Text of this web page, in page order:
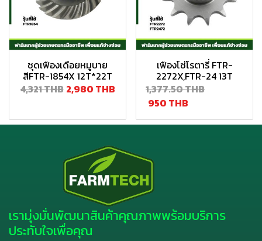
ชุดเฟืองเดือยหมูบาย
สีFTR-1854X 12T*22T
4,321 THB 2,980 THB
เฟืองโซ่โรตารี่ FTR-
2272X,FTR-24 13T
1,377.50 THB
950 THB
เรามุ่งมั่นพัฒนาสินค้าคุณภาพพร้อมบริการ
ประทับใจเพื่อคุณ